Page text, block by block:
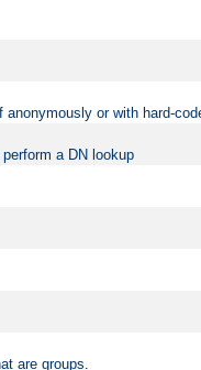
or with hard-
a DN lookup
are groups.